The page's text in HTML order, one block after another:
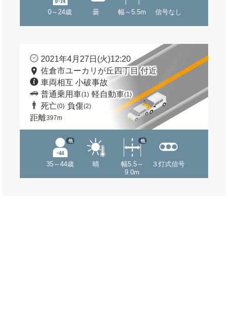
0～24歳 曇 幅～5.5m 信号なし
2021年4月27日(火)12:20
佐倉市ユーカリが丘四丁目 付近
車両相互 小破事故
普通乗用車(1) 軽自動車(1)
死亡(0) 負傷(2)
距離397m
35～44歳
他
晴
幅5.5～
9.0m
他
３灯式信号